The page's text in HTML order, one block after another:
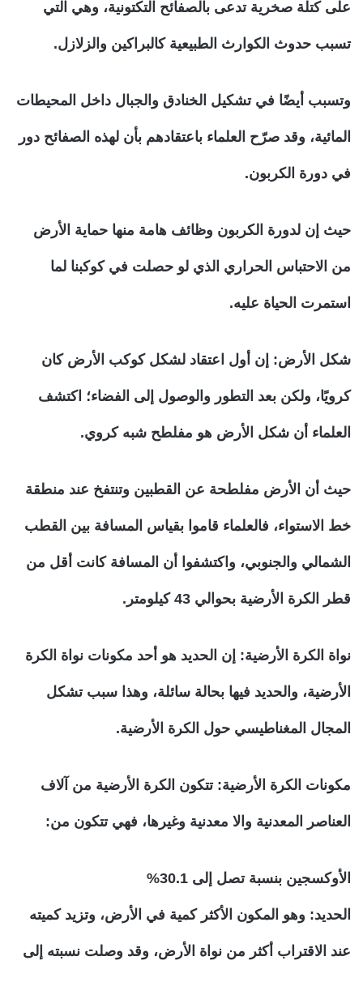
على كتلة صخرية تدعى بالصفائح التكتونية، وهي التي
تسبب حدوث الكوارث الطبيعية كالبراكين والزلازل.
وتسبب أيضًا في تشكيل الخنادق والجبال داخل المحيطات
المائية، وقد صرّح العلماء باعتقادهم بأن لهذه الصفائح دور
في دورة الكربون.
حيث إن لدورة الكربون وظائف هامة منها حماية الأرض
من الاحتباس الحراري الذي لو حصلت في كوكبنا لما
استمرت الحياة عليه.
شكل الأرض: إن أول اعتقاد لشكل كوكب الأرض كان
كرويًا، ولكن بعد التطور والوصول إلى الفضاء؛ اكتشف
العلماء أن شكل الأرض هو مفلطح شبه كروي.
حيث أن الأرض مفلطحة عن القطبين وتنتفخ عند منطقة
خط الاستواء، فالعلماء قاموا بقياس المسافة بين القطب
الشمالي والجنوبي، واكتشفوا أن المسافة كانت أقل من
قطر الكرة الأرضية بحوالي 43 كيلومتر.
نواة الكرة الأرضية: إن الحديد هو أحد مكونات نواة الكرة
الأرضية، والحديد فيها بحالة سائلة، وهذا سبب تشكل
المجال المغناطيسي حول الكرة الأرضية.
مكونات الكرة الأرضية: تتكون الكرة الأرضية من آلاف
العناصر المعدنية والا معدنية وغيرها، فهي تتكون من:
الأوكسجين بنسبة تصل إلى 30.1%
الحديد: وهو المكون الأكثر كمية في الأرض، وتزيد كميته
عند الاقتراب أكثر من نواة الأرض، وقد وصلت نسبته إلى